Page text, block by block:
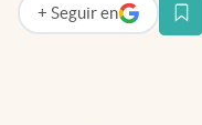
+ Seguir en
abre en nueva pestaña